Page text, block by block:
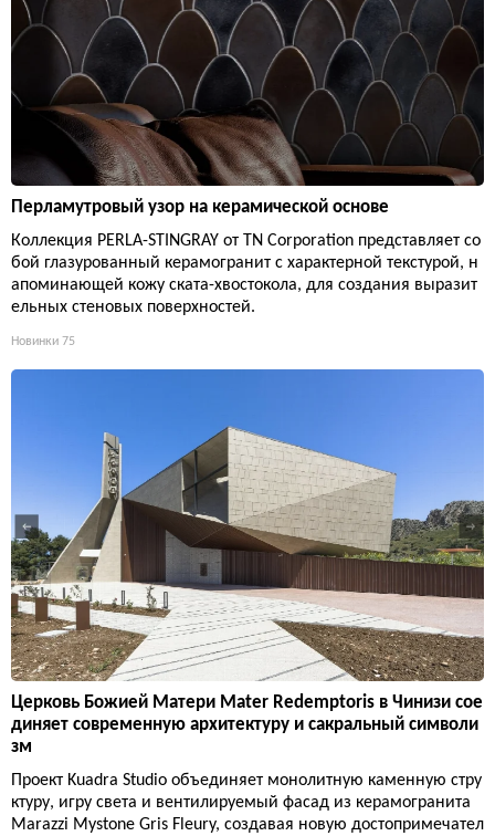
Перламутровый узор на керамической основе
Коллекция PERLA-STINGRAY от TN Corporation представляет со
бой глазурованный керамогранит с характерной текстурой, н
апоминающей кожу ската-хвостокола, для создания выразит
ельных стеновых поверхностей.
Новинки 75
Церковь Божией Матери Mater Redemptoris в Чинизи сое
диняет современную архитектуру и сакральный символи
зм
Проект Kuadra Studio объединяет монолитную каменную стру
ктуру, игру света и вентилируемый фасад из керамогранита
Marazzi Mystone Gris Fleury, создавая новую достопримечател